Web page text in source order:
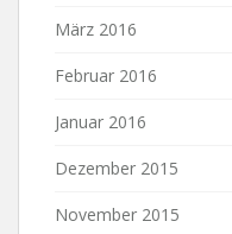
März 2016
Februar 2016
Januar 2016
Dezember 2015
November 2015